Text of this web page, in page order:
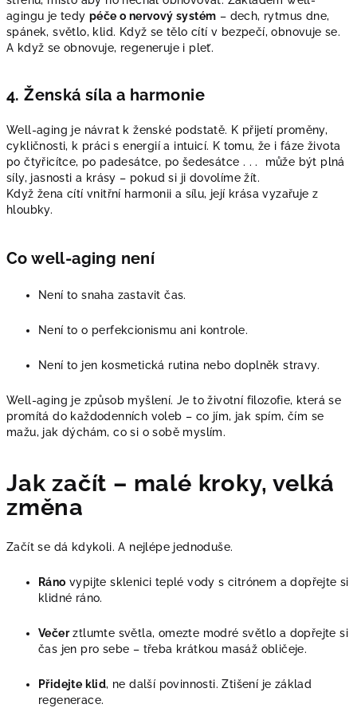
agingu je tedypéče o nervový systém – dech, rytmus dne,
spánek, světlo, klid. Když se tělo cítí v bezpečí, obnovuje se.
A když se obnovuje, regeneruje i pleť.
4. Ženská síla a harmonie
Well-aging je návrat k ženské podstatě. K přijetí proměny,
cykličnosti, k práci s energií a intuicí. K tomu, že i fáze života
po čtyřicítce, po padesátce, po šedesátce . . . může být plná
síly, jasnosti a krásy – pokud si ji dovolíme žít.
Když žena cítí vnitřní harmonii a sílu, její krása vyzařuje z
hloubky.
Co well-aging není
Není to snaha zastavit čas.
Není to o perfekcionismu ani kontrole.
Není to jen kosmetická rutina nebo doplněk stravy.
Well-aging je způsob myšlení. Je to životní filozofie, která se
promítá do každodenních voleb – co jím, jak spím, čím se
mažu, jak dýchám, co si o sobě myslím.
Jak začít – malé kroky, velká
změna
Začít se dá kdykoli. A nejlépe jednoduše.
Ráno vypijte sklenici teplé vody s citrónem a dopřejte si
klidné ráno.
Večerztlumte světla, omezte modré světlo a dopřejte si
čas jen pro sebe – třeba krátkou masáž obličeje.
Přidejte klid, ne další povinnosti. Ztišení je základ
regenerace.